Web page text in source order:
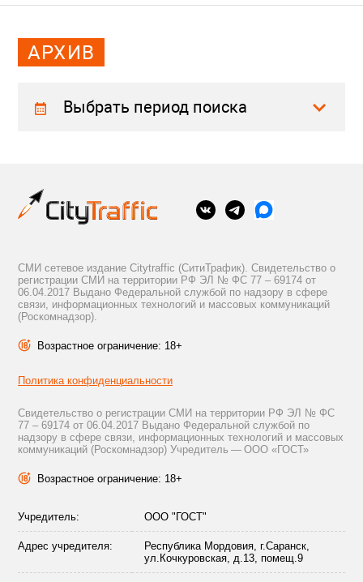
АРХИВ
Выбрать период поиска
СМИ сетевое издание Citytraffic (СитиТрафик). Свидетельство о
регистрации СМИ на территории РФ ЭЛ № ФС 77 – 69174 от
06.04.2017 Выдано Федеральной службой по надзору в сфере
связи, информационных технологий и массовых коммуникаций
(Роскомнадзор).
Возрастное ограничение: 18+
Политика конфиденциальности
Свидетельство о регистрации СМИ на территории РФ ЭЛ № ФС
77 – 69174 от 06.04.2017 Выдано Федеральной службой по
надзору в сфере связи, информационных технологий и массовых
коммуникаций (Роскомнадзор) Учредитель — ООО «ГОСТ»
Возрастное ограничение: 18+
Учредитель: ООО "ГОСТ"
Адрес учредителя:
Республика Мордовия, г.Саранск,
ул.Кочкуровская, д.13, помещ.9